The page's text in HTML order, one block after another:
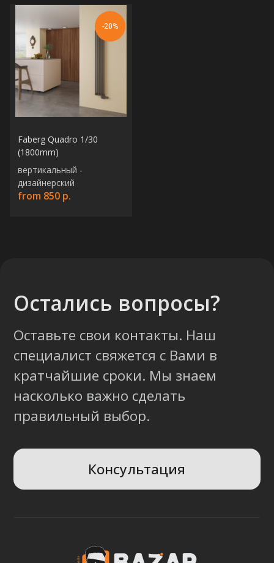
-20%
Faberg Quadro 1/30
(1800mm)
вертикальный -
дизайнерский
from 850 р.
+375 (29) 652 34 03
ООО «ТермоАльянс», РБ, 220062, г.
Минск пр-т Победителей 131, оф.68 УНП
692071529, р/с BY38 ALFA 3012 2327
код ALFABY2X, 220013 г. Минск, ул.